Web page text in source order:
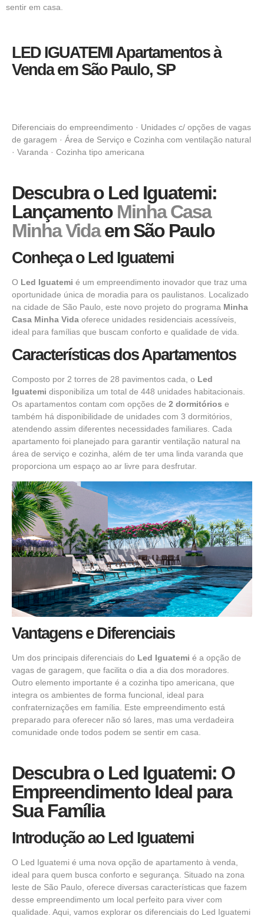
sentir em casa.
LED IGUATEMI Apartamentos à
Venda em São Paulo, SP
Diferenciais do empreendimento · Unidades c/ opções de vagas
de garagem · Área de Serviço e Cozinha com ventilação natural
· Varanda · Cozinha tipo americana
Descubra o Led Iguatemi:
Lançamento Minha Casa
Minha Vidaem São Paulo
Conheça o Led Iguatemi
O Led Iguatemi é um empreendimento inovador que traz uma
oportunidade única de moradia para os paulistanos. Localizado
na cidade de São Paulo, este novo projeto do programa Minha
Casa Minha Vida oferece unidades residenciais acessíveis,
ideal para famílias que buscam conforto e qualidade de vida.
Características dos Apartamentos
Composto por 2 torres de 28 pavimentos cada, o Led
Iguatemi disponibiliza um total de 448 unidades habitacionais.
Os apartamentos contam com opções de 2 dormitórios e
também há disponibilidade de unidades com 3 dormitórios,
atendendo assim diferentes necessidades familiares. Cada
apartamento foi planejado para garantir ventilação natural na
área de serviço e cozinha, além de ter uma linda varanda que
proporciona um espaço ao ar livre para desfrutar.
Vantagens e Diferenciais
Um dos principais diferenciais do Led Iguatemi é a opção de
vagas de garagem, que facilita o dia a dia dos moradores.
Outro elemento importante é a cozinha tipo americana, que
integra os ambientes de forma funcional, ideal para
confraternizações em família. Este empreendimento está
preparado para oferecer não só lares, mas uma verdadeira
comunidade onde todos podem se sentir em casa.
Descubra o Led Iguatemi: O
Empreendimento Ideal para
Sua Família
Introdução ao Led Iguatemi
O Led Iguatemi é uma nova opção de apartamento à venda,
ideal para quem busca conforto e segurança. Situado na zona
leste de São Paulo, oferece diversas características que fazem
desse empreendimento um local perfeito para viver com
qualidade. Aqui, vamos explorar os diferenciais do Led Iguatemi